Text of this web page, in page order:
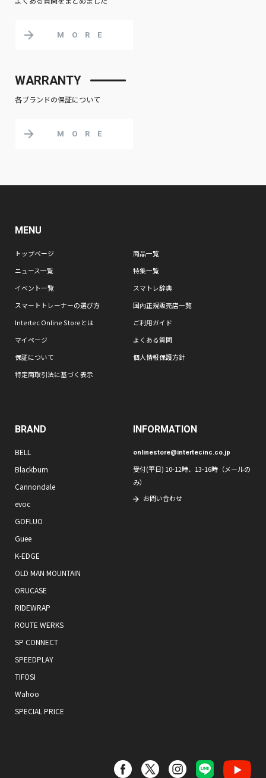
MORE
WARRANTY
各ブランドの保証について
MORE
MENU
トップページ
商品一覧
ニュース一覧
特集一覧
イベント一覧
スマトレ辞典
スマートトレーナーの選び方
国内正規販売店一覧
Intertec Online Storeとは
ご利用ガイド
マイページ
よくある質問
保証について
個人情報保護方針
特定商取引法に基づく表示
BRAND
BELL
Blackburn
Cannondale
evoc
GOFLUO
Guee
K-EDGE
OLD MAN MOUNTAIN
ORUCASE
RIDEWRAP
ROUTE WERKS
SP CONNECT
SPEEDPLAY
TIFOSI
Wahoo
SPECIAL PRICE
INFORMATION
onlinestore@intertecinc.co.jp
受付(平日) 10-12時、13-16時（メールの
み）
お問い合わせ